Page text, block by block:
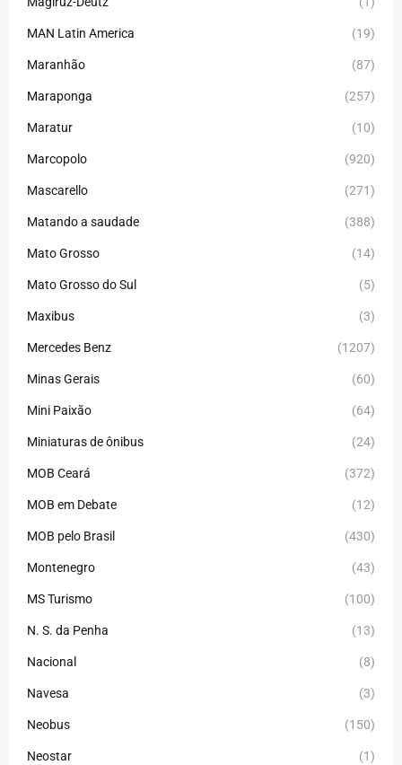
MAN Latin America (19)
Maranhão (87)
Maraponga (257)
Maratur (10)
Marcopolo (920)
Mascarello (271)
Matando a saudade (388)
Mato Grosso (14)
Mato Grosso do Sul (5)
Maxibus (3)
Mercedes Benz (1207)
Minas Gerais (60)
Mini Paixão (64)
Miniaturas de ônibus (24)
MOB Ceará (372)
MOB em Debate (12)
MOB pelo Brasil (430)
Montenegro (43)
MS Turismo (100)
N. S. da Penha (13)
Nacional (8)
Navesa (3)
Neobus (150)
Neostar (1)